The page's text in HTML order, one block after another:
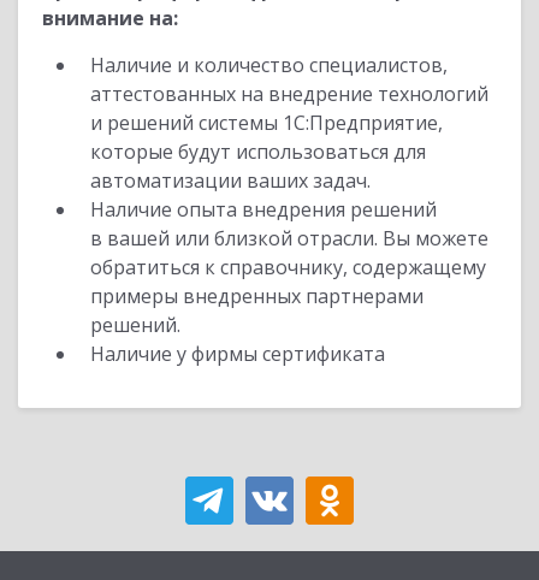
внимание на:
Наличие и количество специалистов,
аттестованных на внедрение технологий
и решений системы 1С:Предприятие,
которые будут использоваться для
автоматизации ваших задач.
Наличие опыта внедрения решений
в вашей или близкой отрасли. Вы можете
обратиться к справочнику, содержащему
примеры внедренных партнерами
решений.
Наличие у фирмы сертификата